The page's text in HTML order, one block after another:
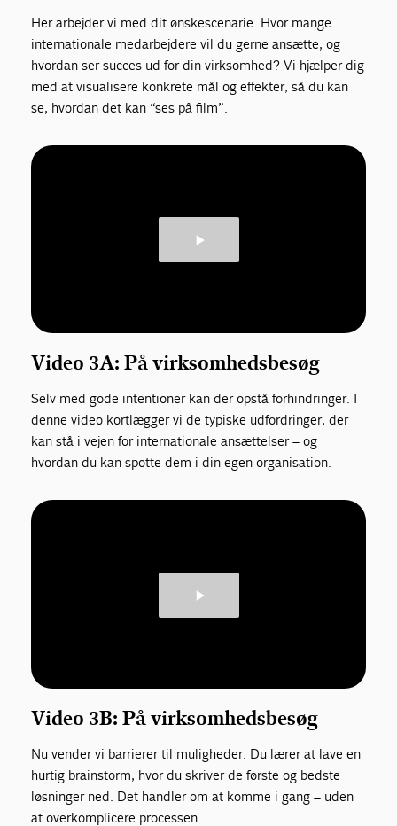
Her arbejder vi med dit ønskescenarie. Hvor mange
internationale medarbejdere vil du gerne ansætte, og
hvordan ser succes ud for din virksomhed? Vi hjælper dig
med at visualisere konkrete mål og effekter, så du kan
se, hvordan det kan “ses på film”.
Video 3A: På virksomhedsbesøg
Selv med gode intentioner kan der opstå forhindringer. I
denne video kortlægger vi de typiske udfordringer, der
kan stå i vejen for internationale ansættelser – og
hvordan du kan spotte dem i din egen organisation.
Video 3B: På virksomhedsbesøg
Nu vender vi barrierer til muligheder. Du lærer at lave en
hurtig brainstorm, hvor du skriver de første og bedste
løsninger ned. Det handler om at komme i gang – uden
at overkomplicere processen.